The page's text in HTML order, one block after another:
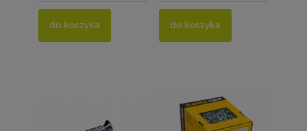
do koszyka do koszyka